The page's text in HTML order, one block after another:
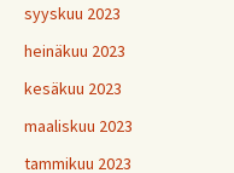
syyskuu 2023
heinäkuu 2023
kesäkuu 2023
maaliskuu 2023
tammikuu 2023